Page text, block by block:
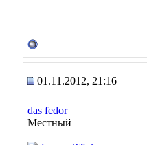
01.11.2012, 21:16
das fedor
Местный